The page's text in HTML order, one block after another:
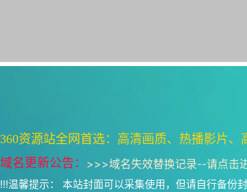
360资源站全网首选：高清画质、热播影片、
域名更新公告： >>>域名失效替换记录--请点击
!!!温馨提示： 本站封面可以采集使用，但请自行备份